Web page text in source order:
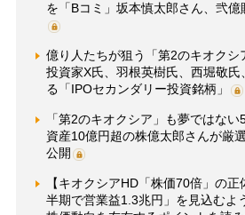
を「Bコミ」坂本慎太郎さん、弐
億り人たちが狙う「第2のキオクシ
投資家X氏、羽根英樹氏、西堀敬
る「IPOセカンダリー投資銘柄」
「第2のキオクシア」も夢ではな
資産10億円超の株億太郎さんが厳
公開
【キオクシアHD「株価70倍」の
半期で営業益1.3兆円」を見込む